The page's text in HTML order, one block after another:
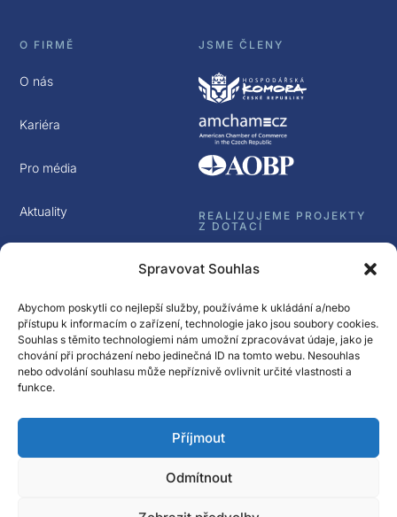
Spravovat Souhlas
Abychom poskytli co nejlepší služby, používáme k ukládání a/nebo
přístupu k informacím o zařízení, technologie jako jsou soubory cookies.
Souhlas s těmito technologiemi nám umožní zpracovávat údaje, jako je
chování při procházení nebo jedinečná ID na tomto webu. Nesouhlas
nebo odvolání souhlasu může nepříznivě ovlivnit určité vlastnosti a
funkce.
Příjmout
Odmítnout
O FIRMĚ
O nás
Kariéra
Pro média
Aktuality
JSME ČLENY
REALIZUJEME PROJEKTY
Z DOTACÍ
Sledujte nás
Přihlásit k odběru